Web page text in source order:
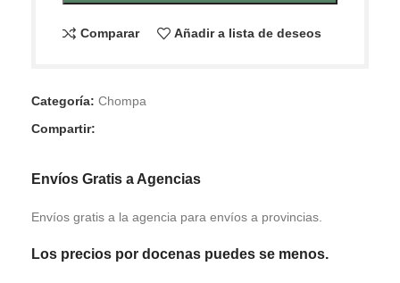
Comparar Añadir a lista de deseos
Categoría: Chompa
Compartir:
Envíos Gratis a Agencias
Envíos gratis a la agencia para envíos a provincias.
Los precios por docenas puedes se menos.